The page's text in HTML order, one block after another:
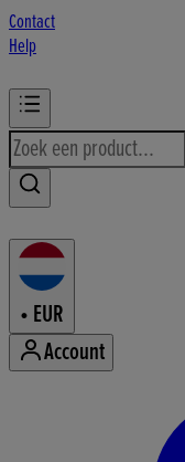
Contact
Help
• EUR
Account